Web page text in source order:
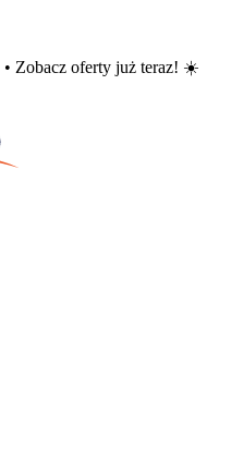
• Zobacz oferty już teraz! ☀️